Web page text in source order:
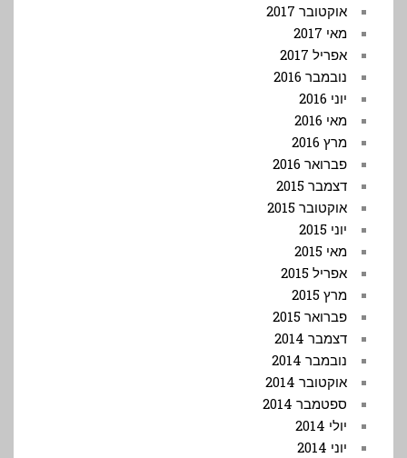
אוקטובר 2017
מאי 2017
אפריל 2017
נובמבר 2016
יוני 2016
מאי 2016
מרץ 2016
פברואר 2016
דצמבר 2015
אוקטובר 2015
יוני 2015
מאי 2015
אפריל 2015
מרץ 2015
פברואר 2015
דצמבר 2014
נובמבר 2014
אוקטובר 2014
ספטמבר 2014
יולי 2014
יוני 2014